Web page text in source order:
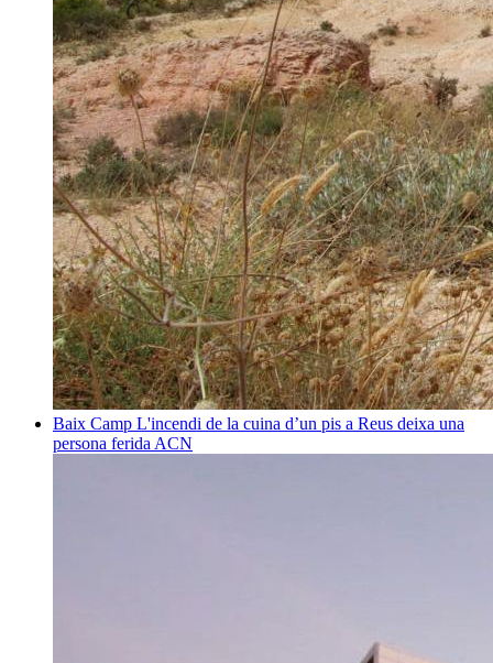
Baix Camp L'incendi de la cuina d’un pis a Reus deixa una
persona ferida ACN